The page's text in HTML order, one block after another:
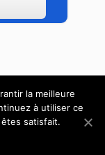
la meilleure
à utiliser ce
satisfait.